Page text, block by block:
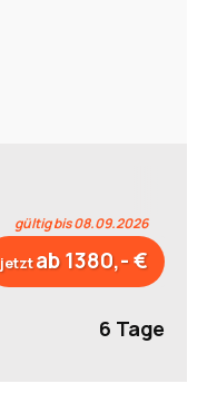
6 Tage
jetztab 1380,- €
gültig bis 08.09.2026